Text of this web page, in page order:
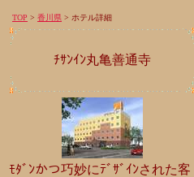
TOP > 香川県 > ホテル詳細
ﾁｻﾝｲﾝ丸亀善通寺
ﾓﾀﾞﾝかつ巧妙にﾃﾞｻﾞｲﾝされた客